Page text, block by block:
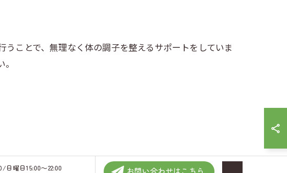
ことで、無理なく体の調子を整えるサポートをしていま
曜日15:00～22:00 お問い合わせはこちら